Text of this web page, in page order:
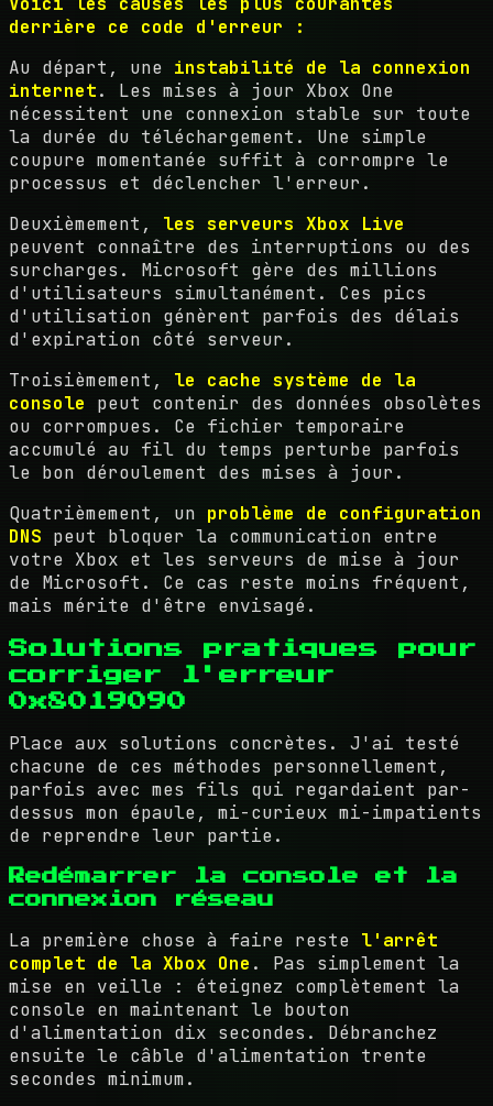
derrière ce code d'erreur :
Au départ, une instabilité de la connexion
internet. Les mises à jour Xbox One
nécessitent une connexion stable sur toute
la durée du téléchargement. Une simple
coupure momentanée suffit à corrompre le
processus et déclencher l'erreur.
Deuxièmement, les serveurs Xbox Live
peuvent connaître des interruptions ou des
surcharges. Microsoft gère des millions
d'utilisateurs simultanément. Ces pics
d'utilisation génèrent parfois des délais
d'expiration côté serveur.
Troisièmement, le cache système de la
console peut contenir des données obsolètes
ou corrompues. Ce fichier temporaire
accumulé au fil du temps perturbe parfois
le bon déroulement des mises à jour.
Quatrièmement, un problème de configuration
DNS peut bloquer la communication entre
votre Xbox et les serveurs de mise à jour
de Microsoft. Ce cas reste moins fréquent,
mais mérite d'être envisagé.
Solutions pratiques pour
corriger l'erreur
0x8019090
Place aux solutions concrètes. J'ai testé
chacune de ces méthodes personnellement,
parfois avec mes fils qui regardaient par-
dessus mon épaule, mi-curieux mi-impatients
de reprendre leur partie.
Redémarrer la console et la
connexion réseau
La première chose à faire reste l'arrêt
complet de la Xbox One . Pas simplement la
mise en veille : éteignez complètement la
console en maintenant le bouton
d'alimentation dix secondes. Débranchez
ensuite le câble d'alimentation trente
secondes minimum.